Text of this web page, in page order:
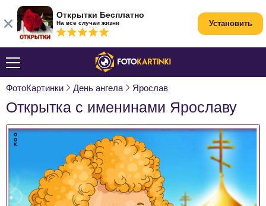
ФотоКартинки День ангела Ярослав
Открытка с именинами Ярославу
Открытки Бесплатно
На все случаи жизни Установить